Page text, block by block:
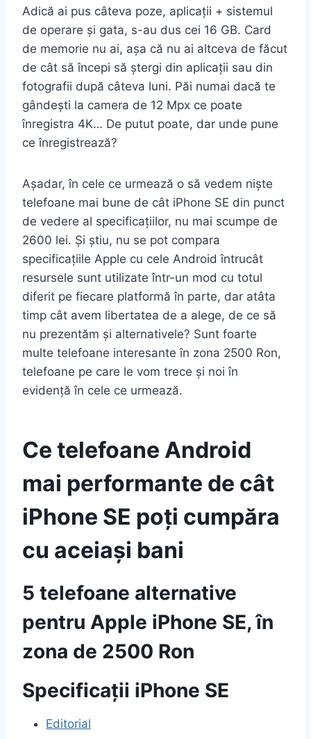
Adică ai pus câteva poze, aplicații + sistemul
de operare și gata, s-au dus cei 16 GB. Card
de memorie nu ai, așa că nu ai altceva de făcut
de cât să începi să ștergi din aplicații sau din
fotografii după câteva luni. Păi numai dacă te
gândești la camera de 12 Mpx ce poate
înregistra 4K… De putut poate, dar unde pune
ce înregistrează?
Așadar, în cele ce urmează o să vedem niște
telefoane mai bune de cât iPhone SE din punct
de vedere al specificațiilor, nu mai scumpe de
2600 lei. Și știu, nu se pot compara
specificațiile Apple cu cele Android întrucât
resursele sunt utilizate într-un mod cu totul
diferit pe fiecare platformă în parte, dar atâta
timp cât avem libertatea de a alege, de ce să
nu prezentăm și alternativele? Sunt foarte
multe telefoane interesante în zona 2500 Ron,
telefoane pe care le vom trece și noi în
evidență în cele ce urmează.
Ce telefoane Android
mai performante de cât
iPhone SE poți cumpăra
cu aceiași bani
5 telefoane alternative
pentru Apple iPhone SE, în
zona de 2500 Ron
Specificații iPhone SE
Editorial